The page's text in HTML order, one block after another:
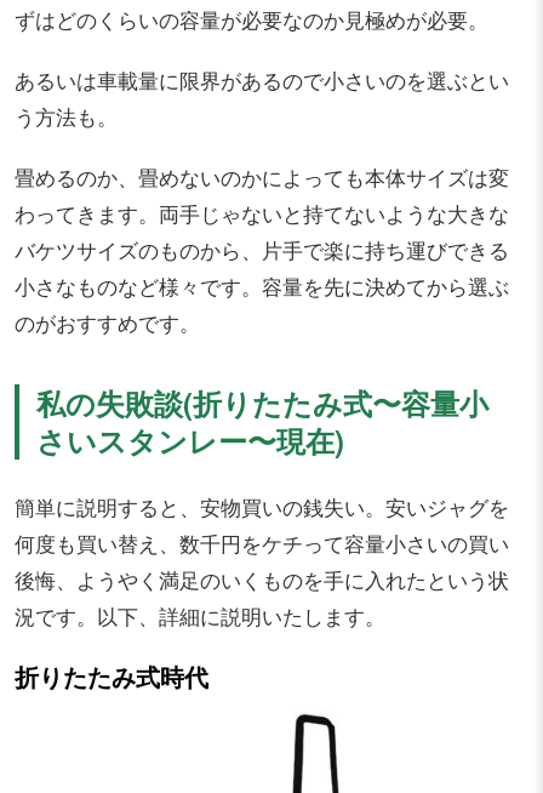
ずはどのくらいの容量が必要なのか見極めが必要。
あるいは車載量に限界があるので小さいのを選ぶとい
う方法も。
畳めるのか、畳めないのかによっても本体サイズは変
わってきます。両手じゃないと持てないような大きな
バケツサイズのものから、片手で楽に持ち運びできる
小さなものなど様々です。容量を先に決めてから選ぶ
のがおすすめです。
私の失敗談(折りたたみ式〜容量小
さいスタンレー〜現在)
簡単に説明すると、安物買いの銭失い。安いジャグを
何度も買い替え、数千円をケチって容量小さいの買い
後悔、ようやく満足のいくものを手に入れたという状
況です。以下、詳細に説明いたします。
折りたたみ式時代